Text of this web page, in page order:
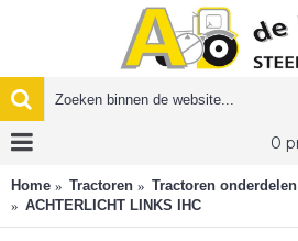
Home Tractoren
Tractoren onderdelen
ACHTERLICHT LINKS IHC